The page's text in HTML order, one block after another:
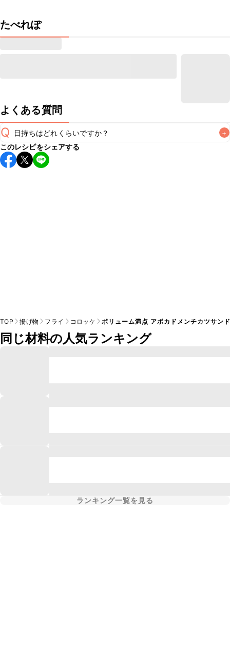
たべれぽ
よくある質問
Q 日持ちはどれくらいですか？ +
保存期間は冷蔵で当日中が目安です。なるべくお早めにお召
し上がりください。
このレシピをシェアする
TOP 揚げ物 フライ コロッケ ボリューム満点 アボカドメンチカツサン
同じ材料の人気ランキング
ランキング一覧を見る